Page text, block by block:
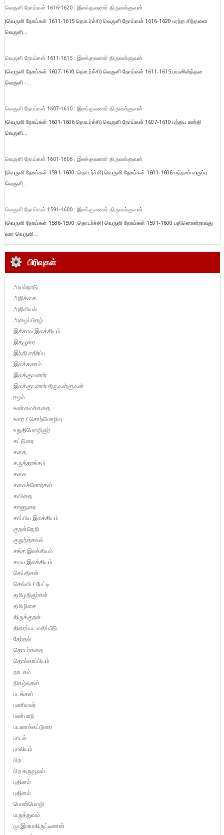
வெருளி நோய்கள் 1616-1620 : இலக்குவனார் திருவள்ளுவன்
(வெருளி நோய்கள் 1611-1615 தொடர்ச்சி) வெருளி நோய்கள் 1616-1620 பரந்த சிந்தனை
வெருளி...
வெருளி நோய்கள் 1611-1615 : இலக்குவனார் திருவள்ளுவன்
(வெருளி நோய்கள் 1607-1610 தொடர்ச்சி) வெருளி நோய்கள் 1611-1615 பயனிலித்தள
வெருளி -...
வெருளி நோய்கள் 1607-1610 : இலக்குவனார் திருவள்ளுவன்
(வெருளி நோய்கள் 1601-1606 தொடர்ச்சி) வெருளி நோய்கள் 1607-1610 பந்தய ஊர்தி
வெருளி...
வெருளி நோய்கள் 1601-1606 : இலக்குவனார் திருவள்ளுவன்
(வெருளி நோய்கள் 1591-1600 :தொடர்ச்சி) வெருளி நோய்கள் 1601-1606 பத்தாம் வகுப்பு
வெருளி...
வெருளி நோய்கள் 1591-1600 : இலக்குவனார் திருவள்ளுவன்
(வெருளி நோய்கள் 1586-1590 :தொடர்ச்சி) வெருளி நோய்கள் 1591-1600 பதினொன்றாவது
வார வெருளி...
பிரிவுகள்
அயல்நாடு
அறிக்கை
அறிவியல்
அழைப்பிதழ்
இக்கால இலக்கியம்
இதழுரை
இந்தி எதிர்ப்பு
இலக்கணம்
இலக்குவனார்
இலக்குவனார் திருவள்ளுவன்
ஈழம்
உண்மைக்கதை
உரை / சொற்பொழிவு
உறுதிமொழிஞர்
கட்டுரை
கதை
கருத்தரங்கம்
கலை
கலைச்சொற்கள்
கவிதை
காணுரை
காப்பிய இலக்கியம்
குறள்நெறி
குறுந்தகவல்
சங்க இலக்கியம்
சமய இலக்கியம்
செய்திகள்
செவ்வி / பேட்டி
தமிழறிஞர்கள்
தமிழிசை
திருக்குறள்
திரைப்பட மதிப்பீடு
தேர்தல்
தொடர்கதை
தொல்காப்பியம்
நாடகம்
நிகழ்வுகள்
படங்கள்
பணிமலர்
பண்பாடு
பயணக்கட்டுரை
பாடல்
பாவியம்
பிற
பிற கருவூலம்
புதினம்
புதினம்
பொன்மொழி
மருத்துவம்
மு.இராமகிருட்டிணன்